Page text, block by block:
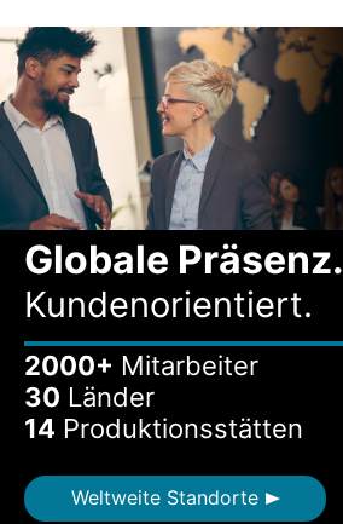
Globale Präsenz.
Kundenorientiert.
2000+ Mitarbeiter
30 Länder
14 Produktionsstätten
Weltweite Standorte